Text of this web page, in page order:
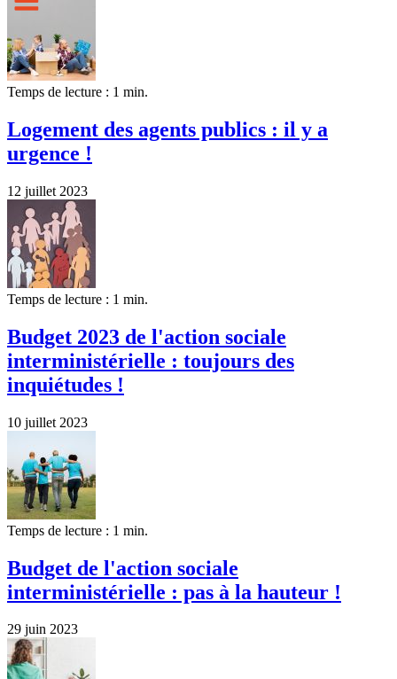
Temps de lecture : 1 min.
Logement des agents publics : il y a
urgence !
12 juillet 2023
Temps de lecture : 1 min.
Budget 2023 de l'action sociale
interministérielle : toujours des
inquiétudes !
10 juillet 2023
Temps de lecture : 1 min.
Budget de l'action sociale
interministérielle : pas à la hauteur !
29 juin 2023